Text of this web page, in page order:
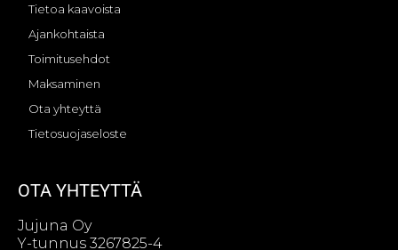
Tietoa kaavoista
Ajankohtaista
Toimitusehdot
Maksaminen
Ota yhteyttä
Tietosuojaseloste
OTA YHTEYTTÄ
Jujuna Oy
Y-tunnus 3267825-4